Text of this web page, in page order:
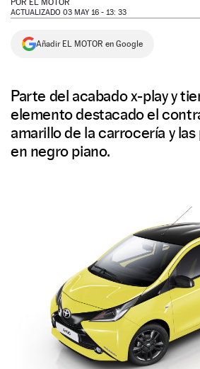
NEWSLETTER
POR EL MOTOR
ACTUALIZADO 03 MAY 16 - 13: 33
Añadir EL MOTOR en Google
Parte del acabado x-play y
elemento destacado el
amarillo de la carrocería y
en negro piano.